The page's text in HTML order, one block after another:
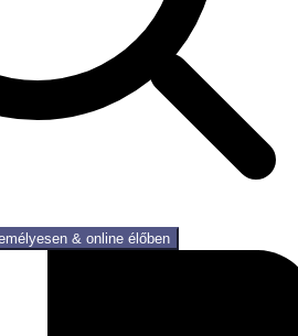
& online élőben